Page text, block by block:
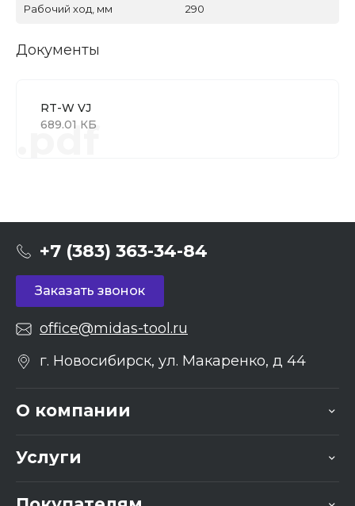
Рабочий ход, мм 290
Документы
RT-W VJ
689.01 КБ
.pdf
+7 (383) 363-34-84
Заказать звонок
office@midas-tool.ru
г. Новосибирск, ул. Макаренко, д 44
О компании
Услуги